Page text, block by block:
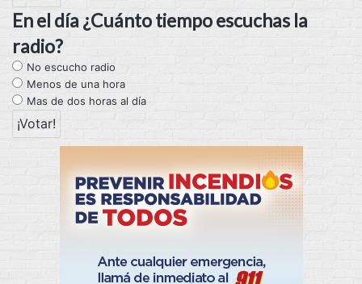
En el día ¿Cuánto tiempo escuchas la
radio?
No escucho radio
Menos de una hora
Mas de dos horas al día